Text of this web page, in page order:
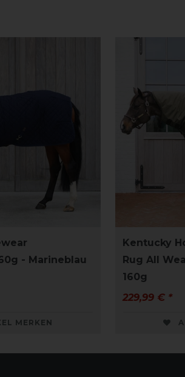
- Marineblau
MERKEN
Kentucky
Rug All
160g
229,99 € *